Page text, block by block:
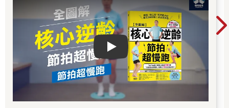
Play video